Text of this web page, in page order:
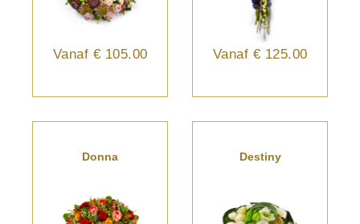
Vanaf € 105.00 Vanaf € 125.00
Donna Destiny